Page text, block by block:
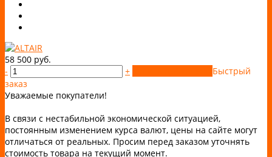
58 500 руб.
-
+
Быстрый
заказ
Уважаемые покупатели!
В связи с нестабильной экономической ситуацией,
постоянным изменением курса валют, цены на сайте могут
отличаться от реальных. Просим перед заказом уточнять
стоимость товара на текущий момент.